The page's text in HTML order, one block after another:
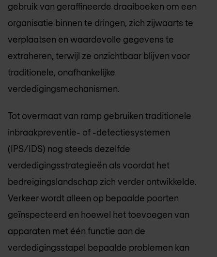
gebruik van geraffineerde draaiboeken om een
organisatie binnen te dringen, zich zijwaarts te
verplaatsen en waardevolle gegevens te
extraheren, terwijl ze onzichtbaar blijven voor
traditionele, onafhankelijke
verdedigingsmechanismen.
Tot overmaat van ramp gebruiken traditionele
inbraakpreventie- of -detectiesystemen
(IPS/IDS) nog steeds dezelfde
verdedigingsstrategieën als voordat het
bedreigingslandschap zich verder ontwikkelde.
Verkeer wordt alleen op bepaalde poorten
geïnspecteerd en hoewel het toevoegen van
apparaten met één functie aan de
verdedigingsstapel bepaalde problemen kan